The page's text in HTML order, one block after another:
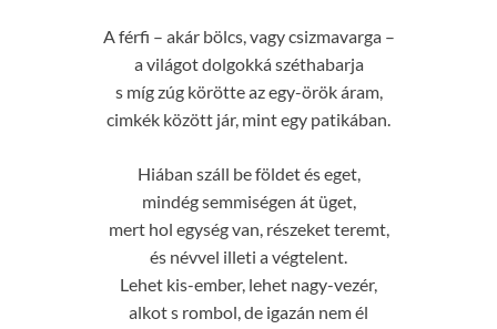
A férfi – akár bölcs, vagy csizmavarga –
a világot dolgokká széthabarja
s míg zúg körötte az egy-örök áram,
cimkék között jár, mint egy patikában.
Hiában száll be földet és eget,
mindég semmiségen át üget,
mert hol egység van, részeket teremt,
és névvel illeti a végtelent.
Lehet kis-ember, lehet nagy-vezér,
alkot s rombol, de igazán nem él